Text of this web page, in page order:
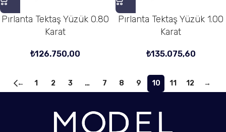
Pırlanta Tektaş Yüzük 0.80
Karat
₺126.750,00
Pırlanta Tektaş Yüzük 1.00
Karat
₺135.075,60
← 1 2 3 … 7 8 9 10 11 12 →